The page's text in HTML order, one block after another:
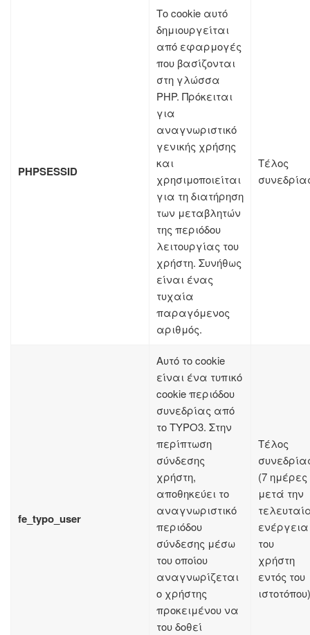
PHPSESSID
Το cookie αυτό
δημιουργείται
από εφαρμογές
που βασίζονται
στη γλώσσα
PHP. Πρόκειται
για
αναγνωριστικό
γενικής χρήσης
και
χρησιμοποιείται
για τη διατήρηση
των μεταβλητών
της περιόδου
λειτουργίας του
χρήστη. Συνήθως
είναι ένας
τυχαία
παραγόμενος
αριθμός.
Τέλος
fe_typo_user
Αυτό το cookie
είναι ένα τυπικό
cookie περιόδου
συνεδρίας από
το TYPO3. Στην
περίπτωση
σύνδεσης
χρήστη,
αποθηκεύει το
αναγνωριστικό
περιόδου
σύνδεσης μέσω
του οποίου
αναγνωρίζεται
ο χρήστης
προκειμένου να
του δοθεί
Τέλος
(7 ημέρες
μετά την
ενέργεια
του
χρήστη
εντός του
ιστοτόπου)